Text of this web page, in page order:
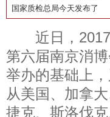
+国潮”促动全民消费
次发布95后时尚消费报告
国家质检总局今天发布了
《童装消费指引》
近日，2017
第六届南京消
举办的基础上
从美国、加拿
捷克、斯洛伐